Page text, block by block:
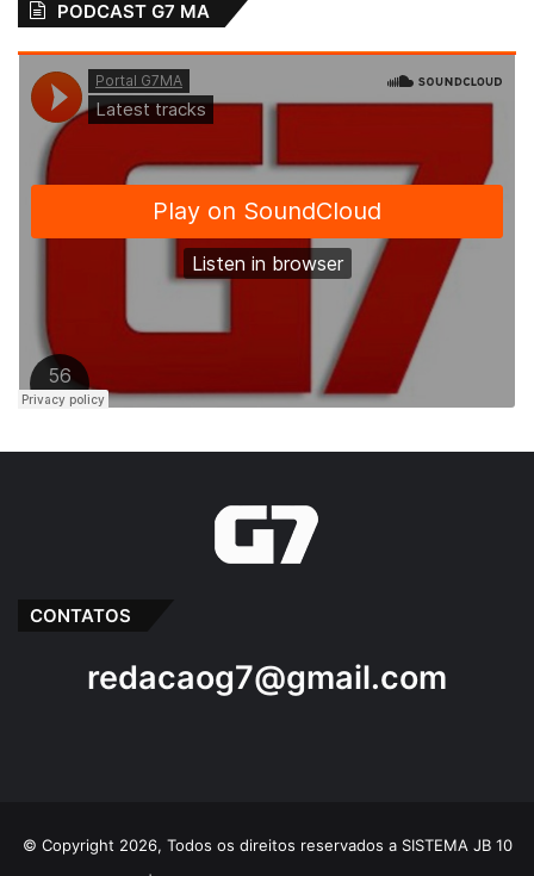
PODCAST G7 MA
CONTATOS
redacaog7@gmail.com
© Copyright 2026, Todos os direitos reservados a SISTEMA JB 10